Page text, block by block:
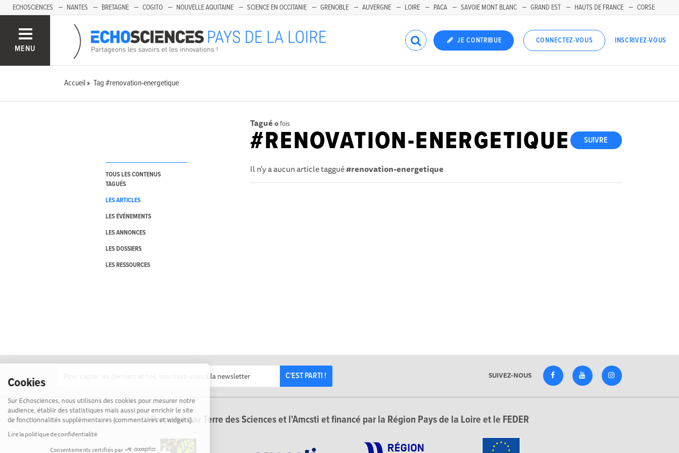
Cookies
Sur Echosciences, nous utilisons des cookies pour mesurer notre
audience, établir des statistiques mais aussi pour enrichir le site
de fonctionnalités supplémentaires (commentaires et widgets).
Lire la politique de confidentialité
Consentements certifiés par
ECHOSCIENCES NANTES BRETAGNE COGITO NOUVELLE AQUITAINE SCIENCE EN OCCITANIE GRENOBLE AUVERGNE LOIRE PACA SAVOIE MONT BLANC GRAND EST HAUTS DE FRANCE CORSE
MENU
JE CONTRIBUE CONNECTEZ-VOUS INSCRIVEZ-VOUS
Accueil Tag #renovation-energetique
TOUS LES CONTENUS
TAGUÉS
LES ARTICLES
LES ÉVÉNEMENTS
LES ANNONCES
LES DOSSIERS
LES RESSOURCES
Tagué 0fois
SUIVRE
#RENOVATION-ENERGETIQUE
Il n'y a aucun article taggué#renovation-energetique
C'EST PARTI ! SUIVEZ-NOUS
Propulsé par Terre des Sciences et l'Amcsti et financé par la Région Pays de la Loire et le FEDER